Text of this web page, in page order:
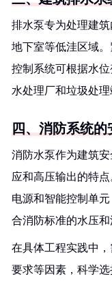
排水泵专为处理建
地下室等低洼区域
控制系统可根据水
水处理厂和垃圾处
四、消防系统的
消防水泵作为建筑
应和高压输出的特
电源和智能控制单
合消防标准的水压和
在具体工程实践中
要求等因素，科学